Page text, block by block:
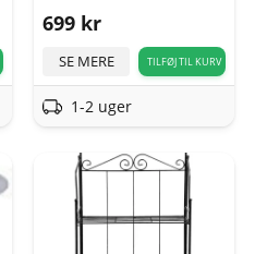
699 kr
SE MERE TILFØJ TIL KURV
1-2 uger